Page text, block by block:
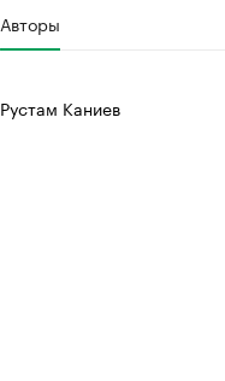
Авторы
Рустам Каниев